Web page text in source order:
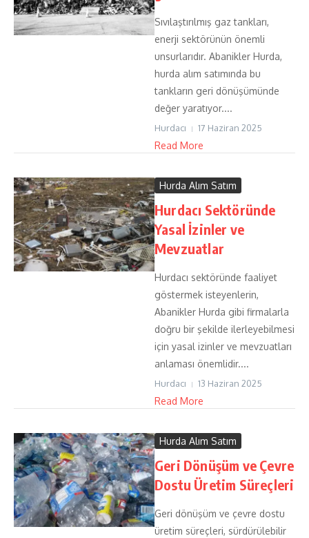
Sıvılaştırılmış gaz tankları,
enerji sektörünün önemli
unsurlarıdır. Abanikler Hurda,
hurda alım satımında bu
tankların geri dönüşümünde
değer yaratıyor....
Hurdacı 17 Haziran 2025
Read More
Hurda Alım Satım
Hurdacı Sektöründe
Yasal İzinler ve
Mevzuatlar
Hurdacı sektöründe faaliyet
göstermek isteyenlerin,
Abanikler Hurda gibi firmalarla
doğru bir şekilde ilerleyebilmesi
için yasal izinler ve mevzuatları
anlaması önemlidir....
Hurdacı 13 Haziran 2025
Read More
Hurda Alım Satım
Geri Dönüşüm ve Çevre
Dostu Üretim Süreçleri
Geri dönüşüm ve çevre dostu
üretim süreçleri, sürdürülebilir